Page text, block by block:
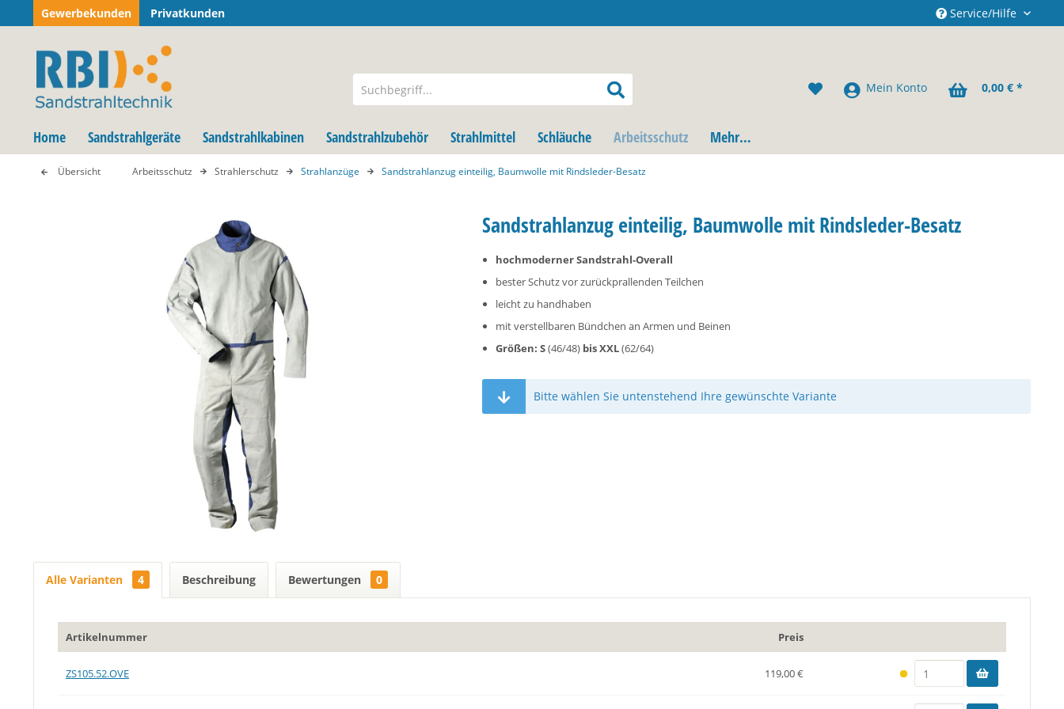
Gewerbekunden Privatkunden Service/Hilfe
Mein Konto 0,00 € *
Home Sandstrahlgeräte Sandstrahlkabinen Sandstrahlzubehör Strahlmittel Schläuche Arbeitsschutz Mehr…
Übersicht Arbeitsschutz Strahlerschutz Strahlanzüge Sandstrahlanzug einteilig, Baumwolle mit Rindsleder-Besatz
Sandstrahlanzug einteilig, Baumwolle mit Rindsleder-Besatz
hochmoderner Sandstrahl-Overall
bester Schutz vor zurückprallenden Teilchen
leicht zu handhaben
mit verstellbaren Bündchen an Armen und Beinen
Größen: S(46/48)bis XXL(62/64)
Bitte wählen Sie untenstehend Ihre gewünschte Variante
Alle Varianten 4 Beschreibung Bewertungen 0
Artikelnummer Preis
ZS105.52.OVE 119,00 €